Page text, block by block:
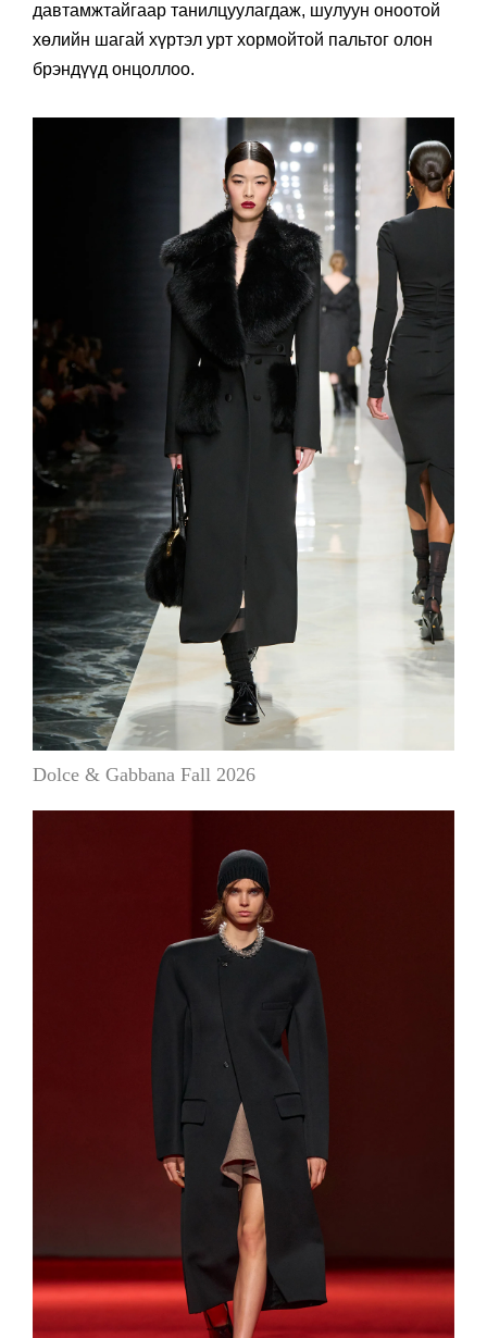
давтамжтайгаар танилцуулагдаж, шулуун оноотой
хөлийн шагай хүртэл урт хормойтой пальтог олон
брэндүүд онцоллоо.
Dolce & Gabbana Fall 2026